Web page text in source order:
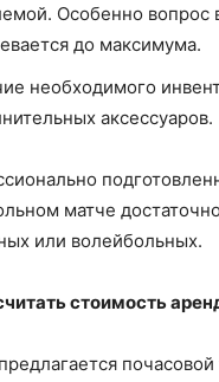
Особенно вопрос
до максимума.
необходимого
аксессуаров.
матче
или волейбольных.
стоимость